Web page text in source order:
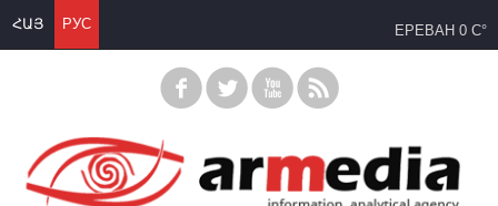
ՀԱՅ РУС ЕРЕВАН 0 C°